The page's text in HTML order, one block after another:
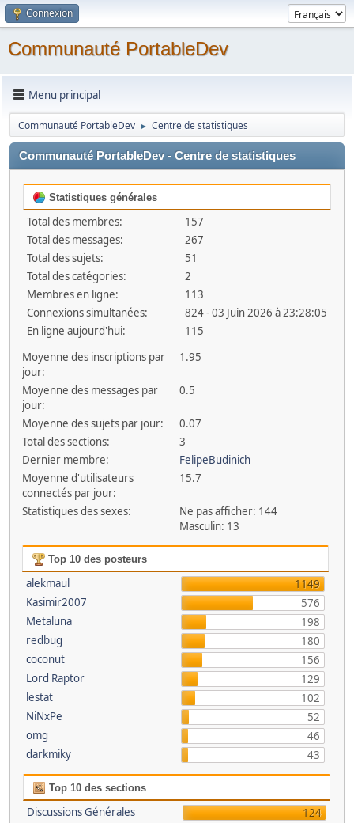
Connexion
Communauté PortableDev
Menu principal
Communauté PortableDev ► Centre de statistiques
Communauté PortableDev - Centre de statistiques
Statistiques générales
Total des membres:
157
Total des messages:
267
Total des sujets:
51
Total des catégories:
2
Membres en ligne:
113
Connexions simultanées:
824 - 03 Juin 2026 à 23:28:05
En ligne aujourd'hui:
115
Moyenne des inscriptions par
jour:
1.95
Moyenne des messages par
jour:
0.5
Moyenne des sujets par jour:
0.07
Total des sections:
3
Dernier membre:
FelipeBudinich
Moyenne d'utilisateurs
connectés par jour:
15.7
Statistiques des sexes:
Ne pas afficher: 144
Masculin: 13
Top 10 des posteurs
alekmaul
1149
Kasimir2007
576
Metaluna
198
redbug
180
coconut
156
Lord Raptor
129
lestat
102
NiNxPe
52
omg
46
darkmiky
43
Top 10 des sections
Discussions Générales
124